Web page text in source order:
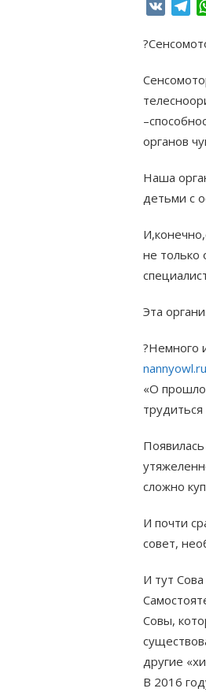
VK
органов
Наша
детьми с
не только
Эта
?Немного
«О
сложно
И почти
совет,
И тут
Совы,
другие
В 2016